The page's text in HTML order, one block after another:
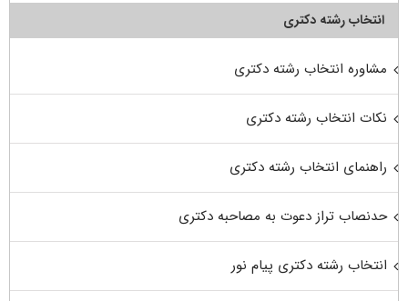
انتخاب رشته دکتری
مشاوره انتخاب رشته دکتری
نکات انتخاب رشته دکتری
راهنمای انتخاب رشته دکتری
حدنصاب تراز دعوت به مصاحبه دکتری
انتخاب رشته دکتری پیام نور